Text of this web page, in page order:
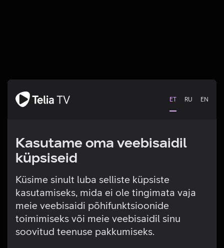
ET RU EN
Kasutame oma veebisaidil
küpsiseid
Küsime sinult luba selliste küpsiste
kasutamiseks, mida ei ole tingimata vaja
meie veebisaidi põhifunktsioonide
toimimiseks või meie veebisaidil sinu
soovitud teenuse pakkumiseks.
Tehniline viga